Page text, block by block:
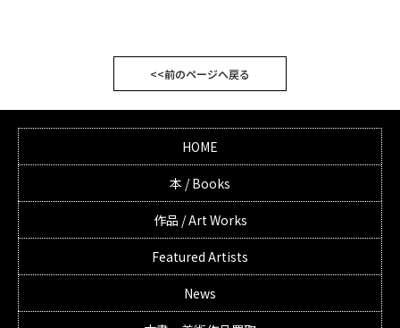
<<前のページへ戻る
HOME
本 / Books
作品 / Art Works
Featured Artists
News